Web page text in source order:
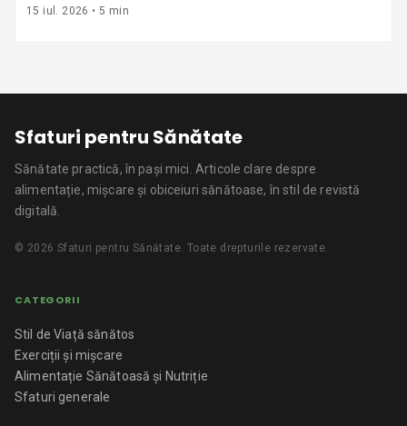
15 iul. 2026 •5 min
Sfaturi pentru Sănătate
Sănătate practică, în pași mici. Articole clare despre
alimentație, mișcare și obiceiuri sănătoase, în stil de revistă
digitală.
© 2026 Sfaturi pentru Sănătate. Toate drepturile rezervate.
CATEGORII
Stil de Viață sănătos
Exerciții și mișcare
Alimentație Sănătoasă și Nutriție
Sfaturi generale